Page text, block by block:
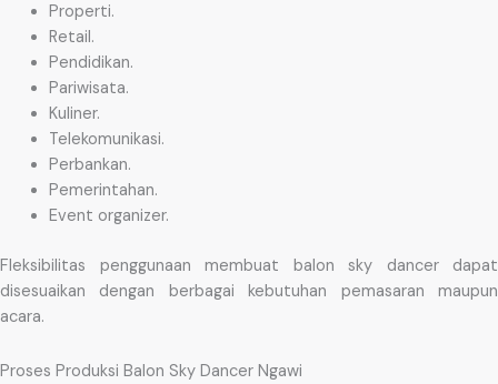
Properti.
Retail.
Pendidikan.
Pariwisata.
Kuliner.
Telekomunikasi.
Perbankan.
Pemerintahan.
Event organizer.
Fleksibilitas penggunaan membuat balon sky dancer dapat
disesuaikan dengan berbagai kebutuhan pemasaran maupun
acara.
Proses Produksi Balon Sky Dancer Ngawi